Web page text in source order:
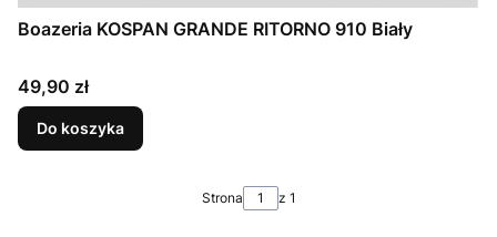
Boazeria KOSPAN GRANDE RITORNO 910 Biały
Cena
49,90 zł
Do koszyka
Strona z 1